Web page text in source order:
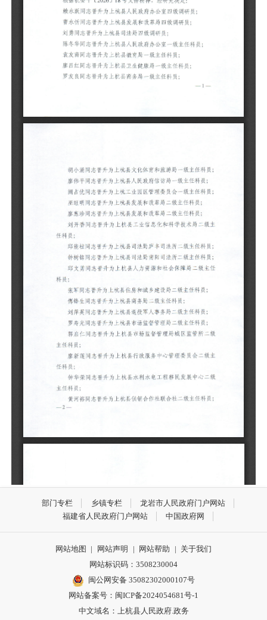
部门专栏 乡镇专栏
龙岩市人民政府门户网站
福建省人民政府门户网站
中国政府网
网站地图 | 网站声明 | 网站帮助 | 关于我们
网站标识码：3508230004
闽公网安备 35082302000107号
网站备案号： 闽ICP备2024054681号-1
中文域名：上杭县人民政府.政务